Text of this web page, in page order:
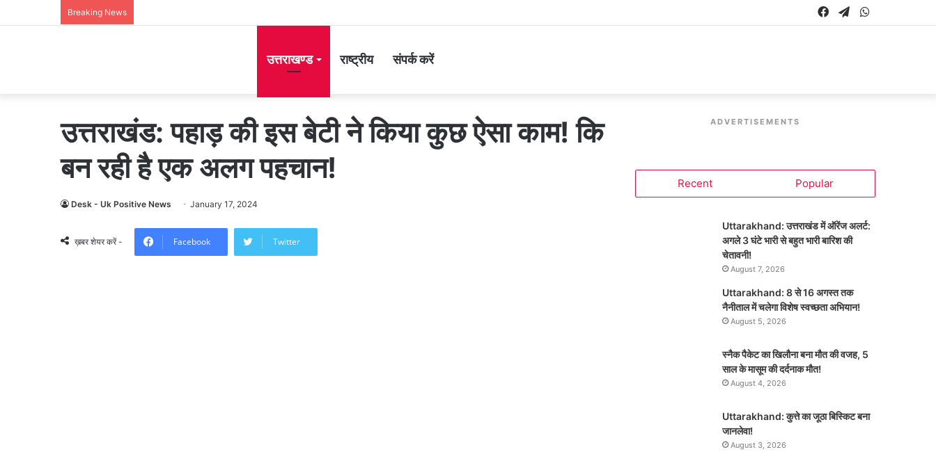
Breaking News Telegram
Facebook
उत्तराखण्ड राष्ट्रीय संपर्क करें
उत्तराखंड: पहाड़ की इस बेटी ने किया कुछ ऐसा काम! कि
बन रही है एक अलग पहचान!
Desk - Uk Positive News January 17, 2024
ख़बर शेयर करें - Facebook Twitter
ADVERTISEMENTS
Recent Popular
Uttarakhand: उत्तराखंड में ऑरेंज अलर्ट:
अगले 3 घंटे भारी से बहुत भारी बारिश की
चेतावनी!
August 7, 2026
Uttarakhand: 8 से 16 अगस्त तक
नैनीताल में चलेगा विशेष स्वच्छता अभियान!
August 5, 2026
स्नैक पैकेट का खिलौना बना मौत की वजह, 5
साल के मासूम की दर्दनाक मौत!
August 4, 2026
Uttarakhand: कुत्ते का जूठा बिस्किट बना
जानलेवा!
August 3, 2026